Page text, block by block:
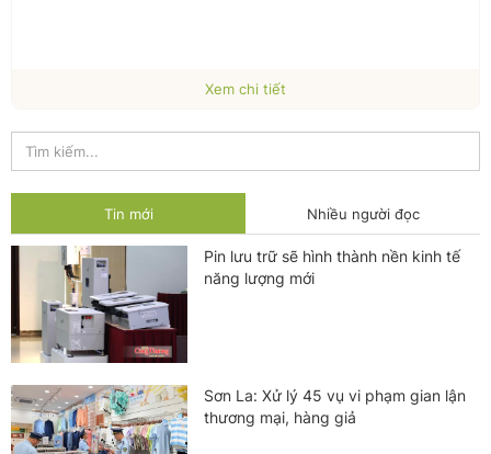
Xem chi tiết
Tin mới Nhiều người đọc
Pin lưu trữ sẽ hình thành nền kinh tế
năng lượng mới
Sơn La: Xử lý 45 vụ vi phạm gian lận
thương mại, hàng giả